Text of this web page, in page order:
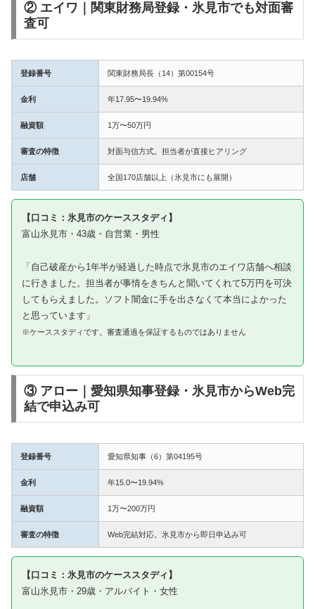
② エイワ｜関東財務局登録・氷見市でも対面審
査可
登録番号 関東財務局長（14）第00154号
金利 年17.95〜19.94%
融資額 1万〜50万円
審査の特徴 対面与信方式。担当者が直接ヒアリング
店舗 全国170店舗以上（氷見市にも展開）
【口コミ：氷見市のケーススタディ】
富山氷見市・43歳・自営業・男性
「自己破産から1年半が経過した時点で氷見市のエイワ店舗へ相談
に行きました。担当者が事情をきちんと聞いてくれて5万円を可決
してもらえました。ソフト闇金に手を出さなくて本当によかった
と思っています」
※ケーススタディです。審査通過を保証するものではありません
③ アロー｜愛知県知事登録・氷見市からWeb完
結で申込み可
登録番号 愛知県知事（6）第04195号
金利 年15.0〜19.94%
融資額 1万〜200万円
審査の特徴 Web完結対応。氷見市から即日申込み可
【口コミ：氷見市のケーススタディ】
富山氷見市・29歳・アルバイト・女性